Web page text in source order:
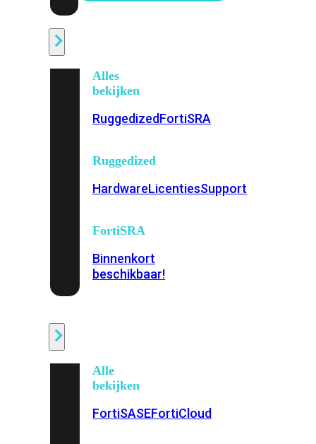
Alles
bekijken
RuggedizedFortiSRA
Ruggedized
HardwareLicentiesSupport
FortiSRA
Binnenkort
beschikbaar!
Alle
bekijken
FortiSASEFortiCloud